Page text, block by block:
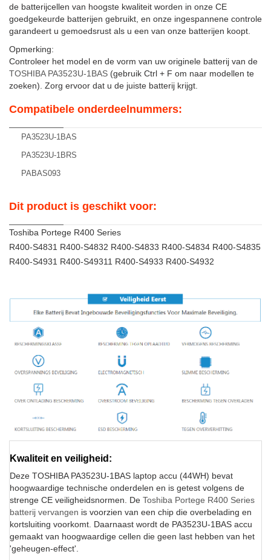
de batterijcellen van hoogste kwaliteit worden in onze CE
goedgekeurde batterijen gebruikt, en onze ingespannene controle
garandeert u gemoedsrust als u een van onze batterijen koopt.
Opmerking:
Controleer het model en de vorm van uw originele batterij van de
TOSHIBA PA3523U-1BAS (gebruik Ctrl + F om naar modellen te
zoeken). Zorg ervoor dat u de juiste batterij krijgt.
Compatibele onderdeelnummers:
PA3523U-1BAS
PA3523U-1BRS
PABAS093
Dit product is geschikt voor:
Toshiba Portege R400 Series
R400-S4831 R400-S4832 R400-S4833 R400-S4834 R400-S4835
R400-S4931 R400-S49311 R400-S4933 R400-S4932
Kwaliteit en veiligheid:
Deze TOSHIBA PA3523U-1BAS laptop accu (44WH) bevat
hoogwaardige technische onderdelen en is getest volgens de
strenge CE veiligheidsnormen. De Toshiba Portege R400 Series
batterij vervangen is voorzien van een chip die overbelading en
kortsluiting voorkomt. Daarnaast wordt de PA3523U-1BAS accu
gemaakt van hoogwaardige cellen die geen last hebben van het
'geheugen-effect'.